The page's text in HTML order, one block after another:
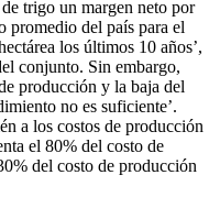
trigo un margen neto por
promedio del país para el
los últimos 10 años’,
conjunto. Sin embargo,
producción y la baja del
no es suficiente’.
a los costos de producción
el 80% del costo de
del costo de producción